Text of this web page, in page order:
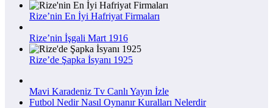
Rize’nin En İyi Hafriyat Firmaları
Rize’nin İşgali Mart 1916
Rize’de Şapka İsyanı 1925
Mavi Karadeniz Tv Canlı Yayın İzle
Futbol Nedir Nasıl Oynanır Kuralları Nelerdir